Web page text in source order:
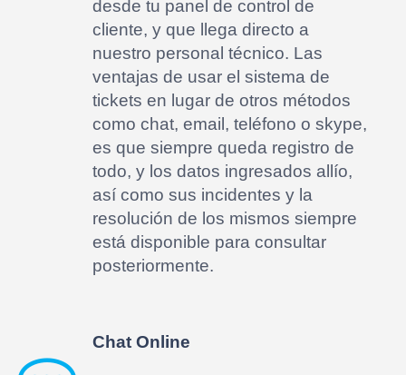
desde tu panel de control de
cliente, y que llega directo a
nuestro personal técnico. Las
ventajas de usar el sistema de
tickets en lugar de otros métodos
como chat, email, teléfono o skype,
es que siempre queda registro de
todo, y los datos ingresados allío,
así como sus incidentes y la
resolución de los mismos siempre
está disponible para consultar
posteriormente.
Chat Online